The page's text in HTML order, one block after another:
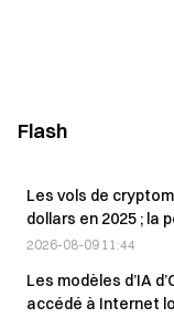
Flash
Les vols de
dollars en 2025 ; la
représente plus de
2026-08-09 11:44
Les modèles d’IA
accédé à Internet